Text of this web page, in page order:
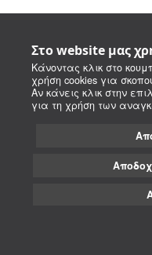
Στο website μας
Κάνοντας κλικ στο
χρήση cookies για
Αν κάνεις κλικ στην
για τη χρήση των